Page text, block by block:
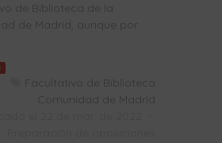
de Biblioteca de la
de Madrid, aunque por
Facultativo de Biblioteca
Comunidad de Madrid